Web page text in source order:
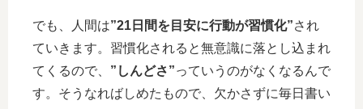
でも、人間は”21日間を目安に行動が習慣化”され
ていきます。習慣化されると無意識に落とし込まれ
てくるので、 ”しんどさ”っていうのがなくなるんで
す。そうなればしめたもので、欠かさずに毎日書い